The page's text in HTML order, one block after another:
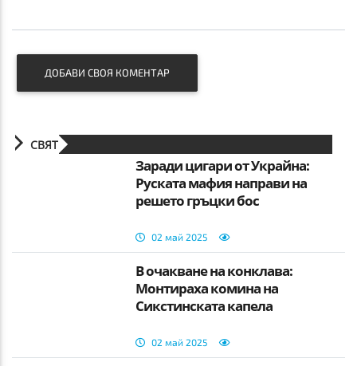
ДОБАВИ СВОЯ КОМЕНТАР
СВЯТ
Заради цигари от Украйна:
Руската мафия направи на
решето гръцки бос
02 май 2025
В очакване на конклава:
Монтираха комина на
Сикстинската капела
02 май 2025